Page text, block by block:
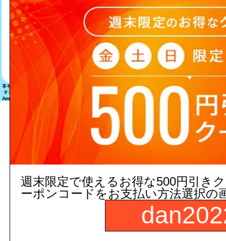
該当する商品は見つかりません
c 2015 dandorie.com All
週末限定で使えるお得な500円引き
ーポンコードをお支払い方法選択の